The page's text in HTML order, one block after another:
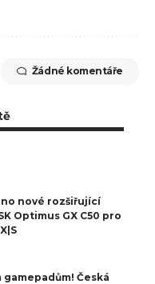
Žádné komentáře
nové rozšiřující
Optimus GX C50 pro
Česká